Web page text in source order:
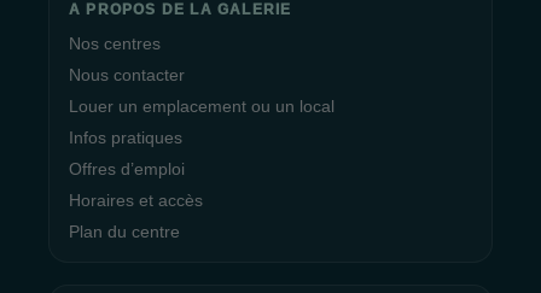
A PROPOS DE LA GALERIE
Nos centres
Nous contacter
Louer un emplacement ou un local
Infos pratiques
Offres d’emploi
Horaires et accès
Plan du centre